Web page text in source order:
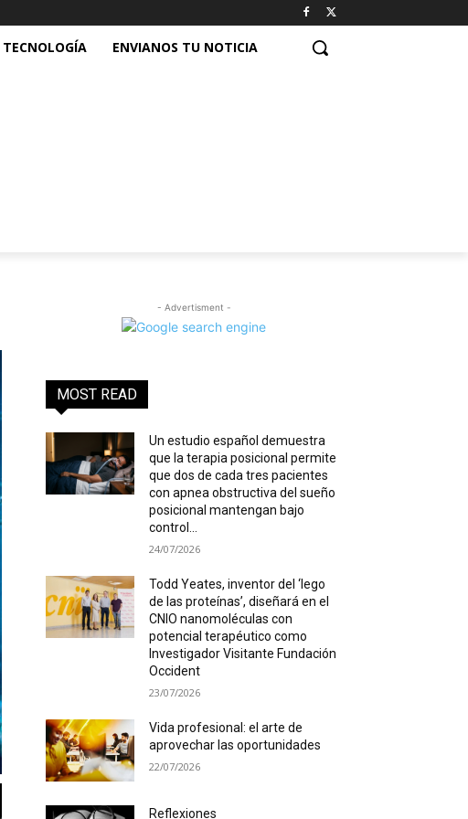
TECNOLOGÍA ENVIANOS TU NOTICIA
- Advertisment -
MOST READ
Un estudio español demuestra
que la terapia posicional permite
que dos de cada tres pacientes
con apnea obstructiva del sueño
posicional mantengan bajo
control...
24/07/2026
Todd Yeates, inventor del ‘lego
de las proteínas’, diseñará en el
CNIO nanomoléculas con
potencial terapéutico como
Investigador Visitante Fundación
Occident
23/07/2026
Vida profesional: el arte de
aprovechar las oportunidades
22/07/2026
Reflexiones